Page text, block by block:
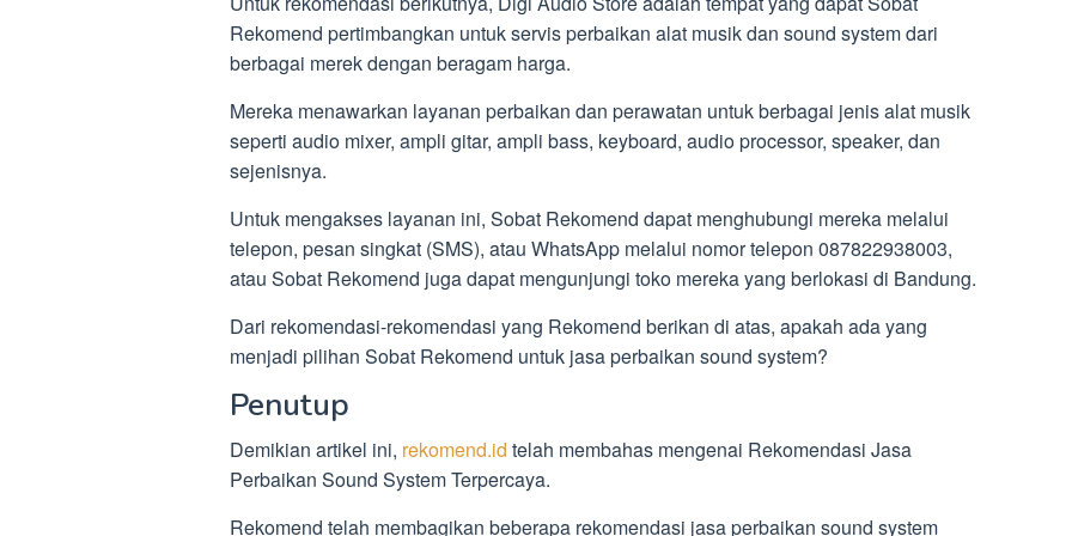
Rekomend pertimbangkan untuk servis perbaikan alat musik dan sound system dari
berbagai merek dengan beragam harga.
Mereka menawarkan layanan perbaikan dan perawatan untuk berbagai jenis alat musik
seperti audio mixer, ampli gitar, ampli bass, keyboard, audio processor, speaker, dan
sejenisnya.
Untuk mengakses layanan ini, Sobat Rekomend dapat menghubungi mereka melalui
telepon, pesan singkat (SMS), atau WhatsApp melalui nomor telepon 087822938003,
atau Sobat Rekomend juga dapat mengunjungi toko mereka yang berlokasi di Bandung.
Dari rekomendasi-rekomendasi yang Rekomend berikan di atas, apakah ada yang
menjadi pilihan Sobat Rekomend untuk jasa perbaikan sound system?
Penutup
Demikian artikel ini, rekomend.id telah membahas mengenai Rekomendasi Jasa
Perbaikan Sound System Terpercaya.
Rekomend telah membagikan beberapa rekomendasi jasa perbaikan sound system